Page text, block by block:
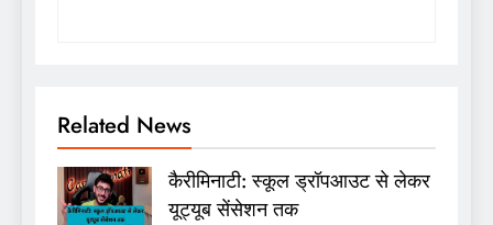
Related News
कैरीमिनाटी: स्कूल ड्रॉपआउट से लेकर
यूट्यूब सेंसेशन तक